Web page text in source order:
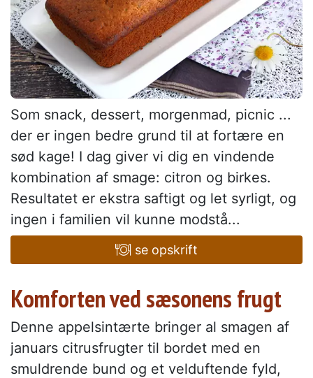
Som snack, dessert, morgenmad, picnic ...
der er ingen bedre grund til at fortære en
sød kage! I dag giver vi dig en vindende
kombination af smage: citron og birkes.
Resultatet er ekstra saftigt og let syrligt, og
ingen i familien vil kunne modstå...
se opskrift
Komforten ved sæsonens frugt
Denne appelsintærte bringer al smagen af
januars citrusfrugter til bordet med en
smuldrende bund og et velduftende fyld,